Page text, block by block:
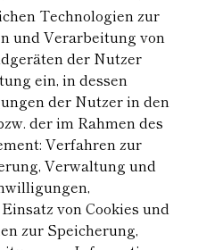
Technologien zur
und Verarbeitung von
der Nutzer
ein, in dessen
der Nutzer in den
der im Rahmen des
Verfahren zur
Verwaltung und
von Cookies und
zur Speicherung,